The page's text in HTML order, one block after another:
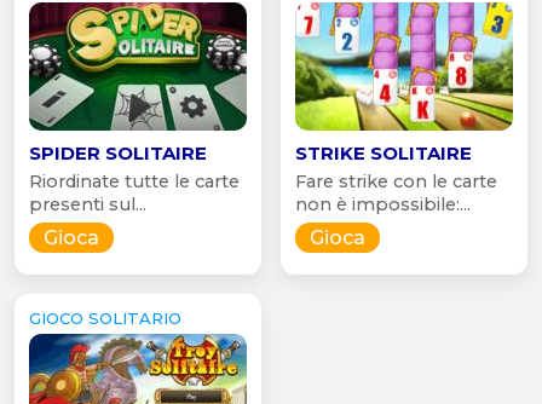
SPIDER SOLITAIRE
Riordinate tutte le carte
presenti sul...
Gioca
STRIKE SOLITAIRE
Fare strike con le carte
non è impossibile:...
Gioca
GIOCO SOLITARIO